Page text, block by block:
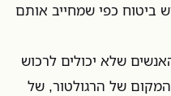
ביטוח כפי שמחייב אותם
שלא יכולים לרכוש
של הרגולטור, של